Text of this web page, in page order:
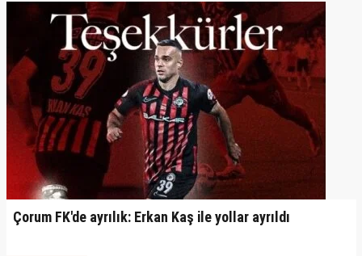
Çorum FK'de ayrılık: Erkan Kaş ile yollar ayrıldı